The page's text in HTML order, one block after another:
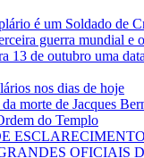
é um Soldado de
guerra mundial e
13 de outubro uma
nos dias de hoje
da morte de Jacques
do Templo
OFICIAIS